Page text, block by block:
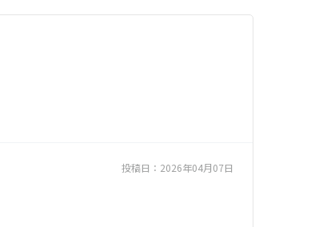
投稿日： 2026年04月07日